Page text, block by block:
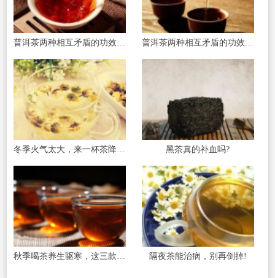
冬季火气太大，来一杯茶降降火 黑茶真的补血吗?
隔夜茶能治病，别再倒掉!